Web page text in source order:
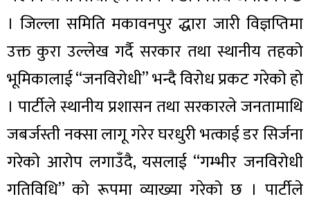
। जिल्ला समिति मकावनपुर द्धारा जारी विज्ञप्तिमा
उक्त कुरा उल्लेख गर्दै सरकार तथा स्थानीय तहको
भूमिकालाई “जनविरोधी” भन्दै विरोध प्रकट गरेको हो
। पार्टीले स्थानीय प्रशासन तथा सरकारले जनतामाथि
जबर्जस्ती नक्सा लागू गरेर घरधुरी भत्काई डर सिर्जना
गरेको आरोप लगाउँदै, यसलाई “गम्भीर जनविरोधी
गतिविधि” को रूपमा व्याख्या गरेको छ । पार्टीले